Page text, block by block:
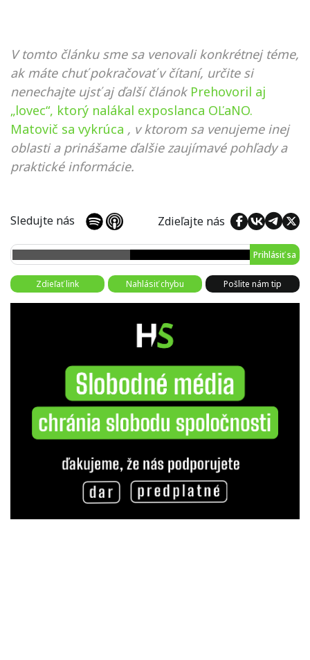
V tomto článku sme sa venovali konkrétnej téme,
ak máte chuť pokračovať v čítaní, určite si
nenechajte ujsť aj ďalší článok Prehovoril aj
„lovec“, ktorý nalákal exposlanca OĽaNO.
Matovič sa vykrúca , v ktorom sa venujeme inej
oblasti a prinášame ďalšie zaujímavé pohľady a
praktické informácie.
Sledujte nás Zdieľajte nás
Prihlásiť sa
Zdieľať link Nahlásiť chybu Pošlite nám tip